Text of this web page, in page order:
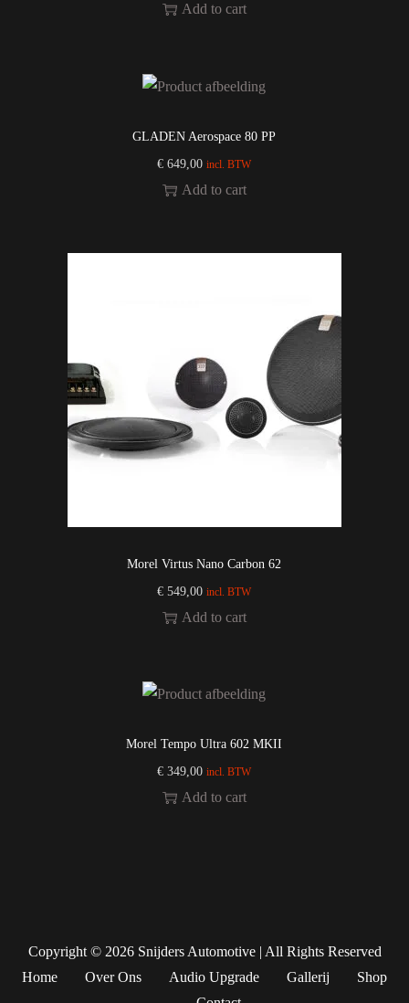
Add to cart
GLADEN Aerospace 80 PP
€ 649,00 incl. BTW
Add to cart
Morel Virtus Nano Carbon 62
€ 549,00 incl. BTW
Add to cart
Morel Tempo Ultra 602 MKII
€ 349,00 incl. BTW
Add to cart
Copyright © 2026 Snijders Automotive| All Rights Reserved
Home
Over Ons Audio Upgrade Gallerij
Shop